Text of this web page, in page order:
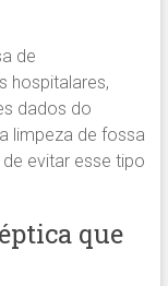
de
hospitalares,
dados do
limpeza de fossa
evitar esse tipo
que